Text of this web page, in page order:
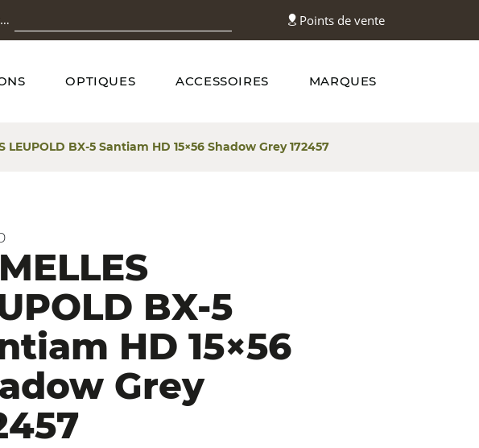
Points de vente
OPTIQUES ACCESSOIRES MARQUES
LEUPOLD BX-5 Santiam HD 15×56 Shadow Grey 172457
BX-5
HD 15×56
Grey